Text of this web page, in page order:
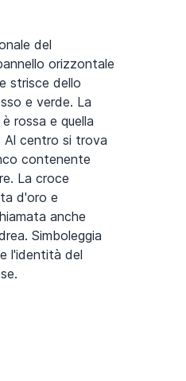
del
orizzontale
strisce dello
e verde. La
rossa e quella
Al centro si trova
contenente
La croce
d'oro e
anche
Simboleggia
l'identità del